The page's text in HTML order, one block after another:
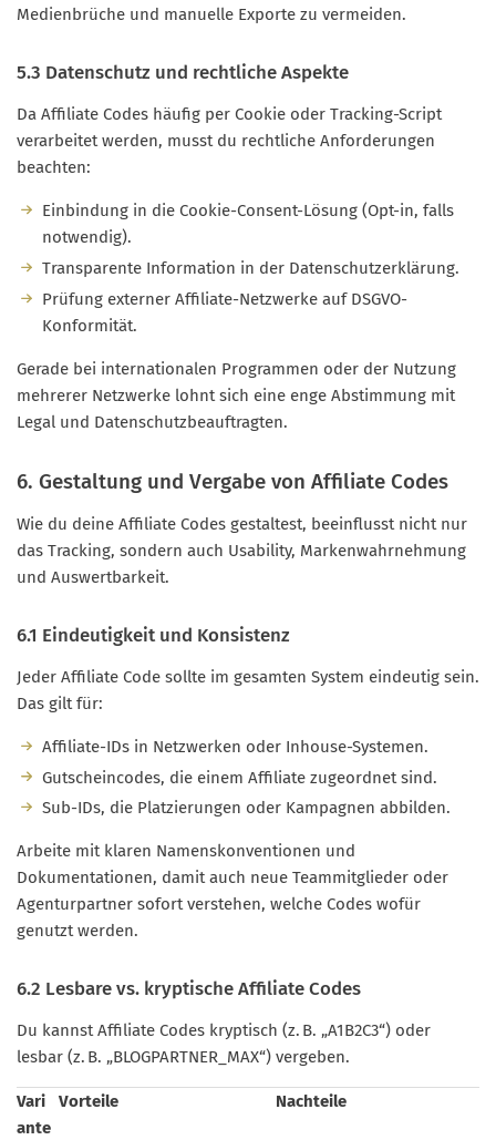
Medienbrüche und manuelle Exporte zu vermeiden.
5.3 Datenschutz und rechtliche Aspekte
Da Affiliate Codes häufig per Cookie oder Tracking-Script
verarbeitet werden, musst du rechtliche Anforderungen
beachten:
Einbindung in die Cookie-Consent-Lösung (Opt-in, falls
notwendig).
Transparente Information in der Datenschutzerklärung.
Prüfung externer Affiliate-Netzwerke auf DSGVO-
Konformität.
Gerade bei internationalen Programmen oder der Nutzung
mehrerer Netzwerke lohnt sich eine enge Abstimmung mit
Legal und Datenschutzbeauftragten.
6. Gestaltung und Vergabe von Affiliate Codes
Wie du deine Affiliate Codes gestaltest, beeinflusst nicht nur
das Tracking, sondern auch Usability, Markenwahrnehmung
und Auswertbarkeit.
6.1 Eindeutigkeit und Konsistenz
Jeder Affiliate Code sollte im gesamten System eindeutig sein.
Das gilt für:
Affiliate-IDs in Netzwerken oder Inhouse-Systemen.
Gutscheincodes, die einem Affiliate zugeordnet sind.
Sub-IDs, die Platzierungen oder Kampagnen abbilden.
Arbeite mit klaren Namenskonventionen und
Dokumentationen, damit auch neue Teammitglieder oder
Agenturpartner sofort verstehen, welche Codes wofür
genutzt werden.
6.2 Lesbare vs. kryptische Affiliate Codes
Du kannst Affiliate Codes kryptisch (z. B. „A1B2C3“) oder
lesbar (z. B. „BLOGPARTNER_MAX“) vergeben.
Vari
ante
Vorteile Nachteile